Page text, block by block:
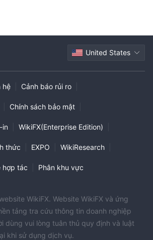
United States
hệ Cảnh báo rủi ro
Chính sách bảo mật
in WikiFX(Enterprise Edition)
thức EXPO WikiResearch
hợp tác Phân khu vực
WikiFX. Website WikiFX và ứng
tảng tra cứu thông tin doanh nghiệp
dùng vui lòng tuân thủ quy định và luật
khi sử dụng dịch vụ.